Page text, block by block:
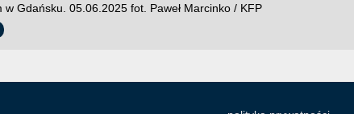
w Gdańsku. 05.06.2025 fot. Paweł Marcinko / KFP